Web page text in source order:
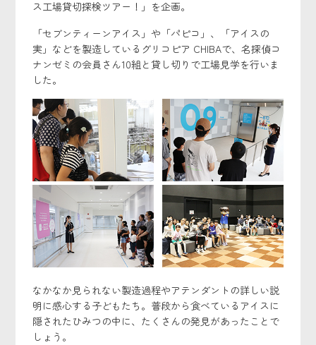
ス工場貸切探検ツアー！」を企画。
「セブンティーンアイス」や「パピコ」、「アイスの
実」などを製造しているグリコピア CHIBAで、名探偵コ
ナンゼミの会員さん10組と貸し切りで工場見学を行いま
した。
なかなか見られない製造過程やアテンダントの詳しい説
明に感心する子どもたち。普段から食べているアイスに
隠されたひみつの中に、たくさんの発見があったことで
しょう。